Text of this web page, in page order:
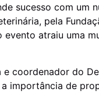
sucesso com um
pela
atraiu uma
coordenador do
importância de